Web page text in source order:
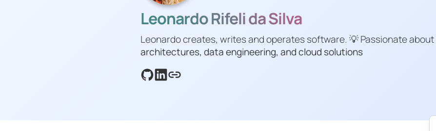
Leonardo Rifeli da Silva
Leonardo creates, writes and operates software. 💡 Passionate about
architectures, data engineering, and cloud solutions